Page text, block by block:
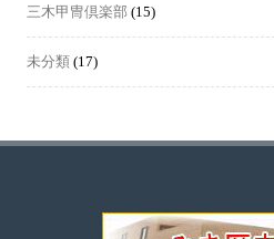
三木甲冑倶楽部 (15)
未分類 (17)